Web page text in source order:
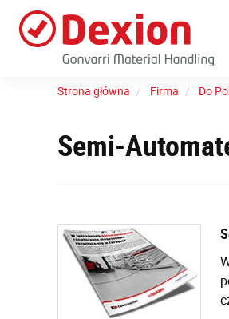
main
Strona główna Firma Do
Semi-